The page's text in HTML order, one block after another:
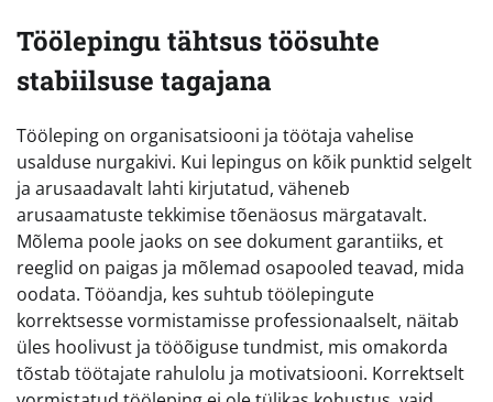
Töölepingu tähtsus töösuhte
stabiilsuse tagajana
Tööleping on organisatsiooni ja töötaja vahelise
usalduse nurgakivi. Kui lepingus on kõik punktid selgelt
ja arusaadavalt lahti kirjutatud, väheneb
arusaamatuste tekkimise tõenäosus märgatavalt.
Mõlema poole jaoks on see dokument garantiiks, et
reeglid on paigas ja mõlemad osapooled teavad, mida
oodata. Tööandja, kes suhtub töölepingute
korrektsesse vormistamisse professionaalselt, näitab
üles hoolivust ja tööõiguse tundmist, mis omakorda
tõstab töötajate rahulolu ja motivatsiooni. Korrektselt